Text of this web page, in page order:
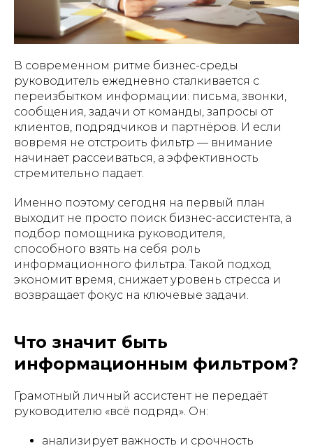
В современном ритме бизнес-среды
руководитель ежедневно сталкивается с
переизбытком информации: письма, звонки,
сообщения, задачи от команды, запросы от
клиентов, подрядчиков и партнёров. И если
вовремя не отстроить фильтр — внимание
начинает рассеиваться, а эффективность
стремительно падает.
Именно поэтому сегодня на первый план
выходит не просто поиск бизнес-ассистента, а
подбор помощника руководителя,
способного взять на себя роль
информационного фильтра. Такой подход
экономит время, снижает уровень стресса и
возвращает фокус на ключевые задачи.
Что значит быть
информационным фильтром?
Грамотный личный ассистент не передаёт
руководителю «всё подряд». Он:
анализирует важность и срочность